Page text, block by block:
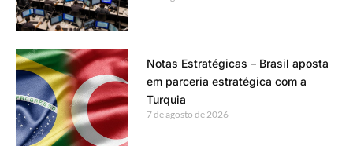
Notas Estratégicas – Brasil aposta
em parceria estratégica com a
Turquia
7 de agosto de 2026